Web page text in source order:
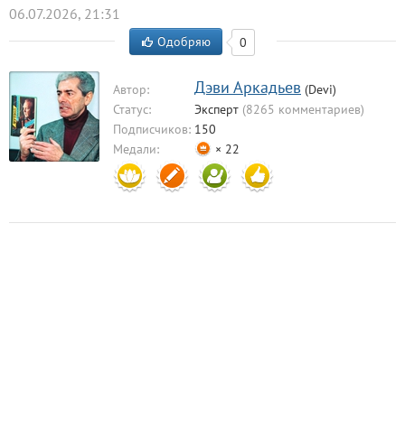
06.07.2026, 21:31
Одобряю 0
Автор: Дэви Аркадьев (Devi)
Статус:
Эксперт (8265 комментариев)
Подписчиков: 150
Медали:
× 22